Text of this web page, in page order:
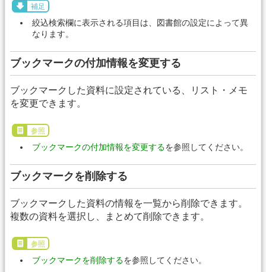
補足
絞込検索欄に表示される項目は、図書館の設定によって異
なります。
ブックマークの付加情報を変更する
ブックマークした資料に設定されている、リスト・メモ
を変更できます。
参照
ブックマークの付加情報を変更するを参照してください。
ブックマークを削除する
ブックマークした資料の情報を一覧から削除できます。
複数の資料を選択し、まとめて削除できます。
参照
ブックマークを削除するを参照してください。